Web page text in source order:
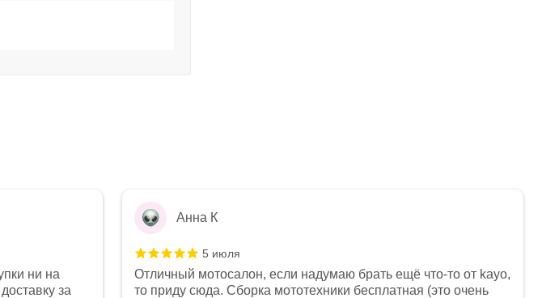
ни на
за
Анна К
5 июля
Отличный мотосалон, если надумаю брать ещё что-то от kayo,
то приду сюда. Сборка мототехники бесплатная (это очень